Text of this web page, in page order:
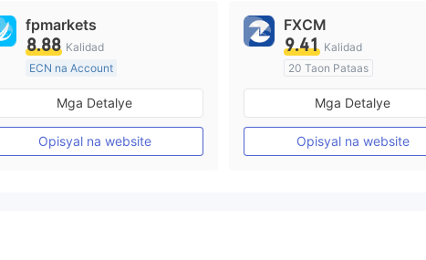
fpmarkets
8.88 Kalidad
ECN na Account
20 Taon Pataas
Kinokontrol sa Australia
Paggawa ng Market (MM)
Pangunahing label na MT4
Mga Detalye
Opisyal na website
FXCM
9.41 Kalidad
20 Taon Pataas
Kinokontrol sa Australia
Paggawa ng Market (MM)
Pangunahing label na MT4
Mga Detalye
Opisyal na website